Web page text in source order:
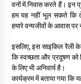
वनों में निवास करते हैं। इन
हम यह नहीं भूल सकते कि
हमारे वन्यजीवों के आवास पर
इसलिए, इस साइकिल रैली
कि स्वच्छता और प्रदूषण को
के लिए भी अनिवार्य है।
कार्यक्रम में बताया गया